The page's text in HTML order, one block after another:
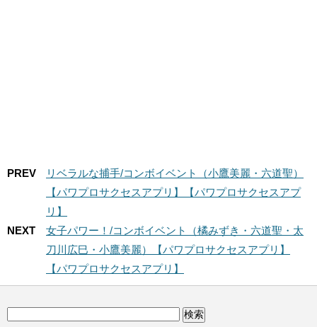
PREV
リベラルな捕手/コンボイベント（小鷹美麗・六道聖）
【パワプロサクセスアプリ】【パワプロサクセスアプ
リ】
NEXT
女子パワー！/コンボイベント（橘みずき・六道聖・太
刀川広巳・小鷹美麗）【パワプロサクセスアプリ】
【パワプロサクセスアプリ】